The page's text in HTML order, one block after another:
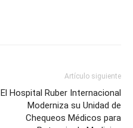
Artículo siguiente
El Hospital Ruber Internacional
Moderniza su Unidad de
Chequeos Médicos para